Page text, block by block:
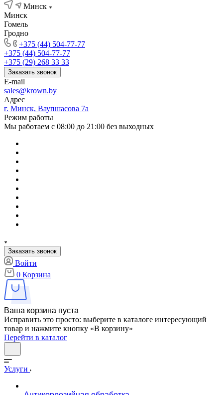
Минск
Минск
Гомель
Гродно
+375 (44) 504-77-77
+375 (44) 504-77-77
+375 (29) 268 33 33
Заказать звонок
E-mail
sales@krown.by
Адрес
г. Минск, Ваупшасова 7а
Режим работы
Мы работаем с 08:00 до 21:00 без выходных
Заказать звонок
Войти
0 Корзина
Ваша корзина пуста
Исправить это просто: выберите в каталоге интересующий
товар и нажмите кнопку «В корзину»
Перейти в каталог
Услуги